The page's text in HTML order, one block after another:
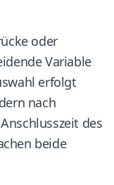
oder
Variable
erfolgt
nach
des
beide